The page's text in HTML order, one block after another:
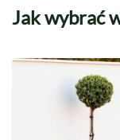
Jak wybrać